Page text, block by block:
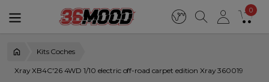
0
Kits Coches
Xray XB4C'26 4WD 1/10 electric off-road carpet edition Xray 360019